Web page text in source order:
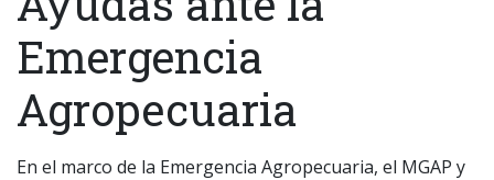
Emergencia
Agropecuaria
En el marco de la Emergencia Agropecuaria, el MGAP y